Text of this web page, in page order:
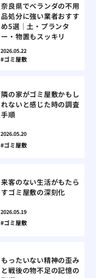
奈良県でベランダの不用
品処分に強い業者おすす
め5選｜土・プランタ
ー・物置もスッキリ
2026.05.22
ゴミ屋敷
隣の家がゴミ屋敷かもし
れないと感じた時の調査
手順
2026.05.20
ゴミ屋敷
来客のない生活がもたら
すゴミ屋敷の深刻化
2026.05.19
ゴミ屋敷
もったいない精神の歪み
と戦後の物不足の記憶の